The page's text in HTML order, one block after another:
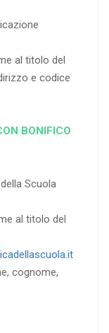
al titolo del
e codice
BONIFICO
Scuola
al titolo del
cognome,